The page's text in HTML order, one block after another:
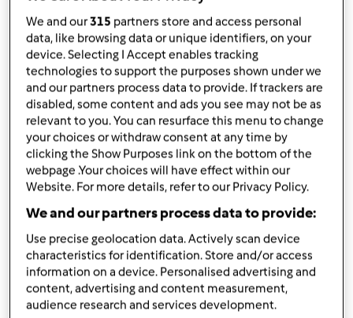
alterado: 15.05.2020
Adicionar às minhas coleções
Partilhar receita
Criar uma variante
Ingredientes
A Melhor Mousse de Chocolate de
Sempre
200gChocolate Culinária
We and our315 partners store and access personal
data, like browsing data or unique identifiers, on your
device. Selecting I Accept enables tracking
technologies to support the purposes shown under we
and our partners process data to provide. If trackers are
disabled, some content and ads you see may not be as
relevant to you. You can resurface this menu to change
your choices or withdraw consent at any time by
clicking the Show Purposes link on the bottom of the
webpage .Your choices will have effect within our
Website. For more details, refer to our Privacy Policy.
We and our partners process data to provide:
Use precise geolocation data. Actively scan device
characteristics for identification. Store and/or access
information on a device. Personalised advertising and
content, advertising and content measurement,
audience research and services development.